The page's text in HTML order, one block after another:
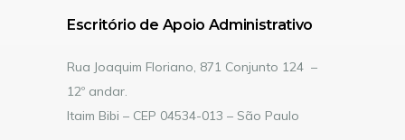
Escritório de Apoio Administrativo
Rua Joaquim Floriano, 871 Conjunto 124 –
12º andar.
Itaim Bibi – CEP 04534-013 – São Paulo